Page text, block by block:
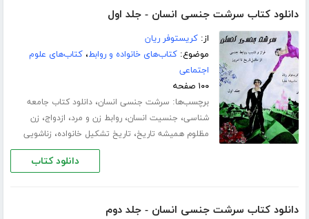
دانلود کتاب سرشت جنسی انسان - جلد اول
از:کریستوفر ریان
موضوع:کتاب‌های خانواده و روابط،کتاب‌های علوم
اجتماعی
۱۰۰ صفحه
برچسب‌ها: سرشت جنسی انسان،دانلود کتاب جامعه
شناسی، جنسیت انسان،روابط زن و مرد، ازدواج، زن
مظلوم همیشه تاریخ، تاریخ تشکیل خانواده، زناشویی
دانلود کتاب
دانلود کتاب سرشت جنسی انسان - جلد دوم